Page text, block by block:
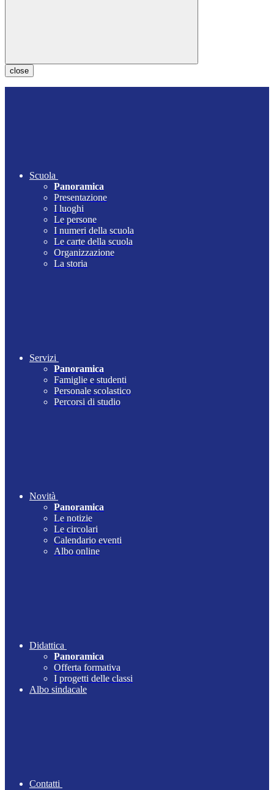
close
Scuola
Panoramica
Presentazione
I luoghi
Le persone
I numeri della scuola
Le carte della scuola
Organizzazione
La storia
Servizi
Panoramica
Famiglie e studenti
Personale scolastico
Percorsi di studio
Novità
Panoramica
Le notizie
Le circolari
Calendario eventi
Albo online
Didattica
Panoramica
Offerta formativa
I progetti delle classi
Albo sindacale
Contatti